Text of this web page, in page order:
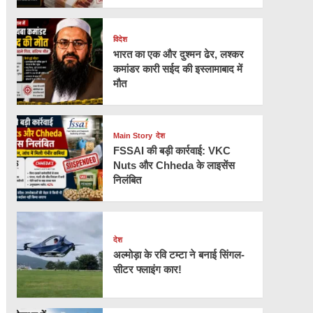
विदेश
भारत का एक और दुश्मन ढेर, लश्कर
कमांडर कारी सईद की इस्लामाबाद में
मौत
Main Story देश
FSSAI की बड़ी कार्रवाई: VKC
Nuts और Chheda के लाइसेंस
निलंबित
देश
अल्मोड़ा के रवि टम्टा ने बनाई सिंगल-
सीटर फ्लाइंग कार!